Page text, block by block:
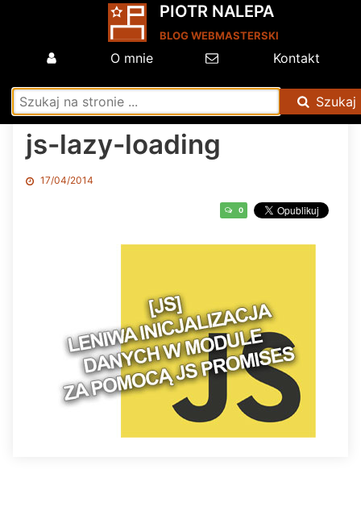
js-lazy-loading
17/04/2014
0
PIOTR NALEPA
BLOG WEBMASTERSKI
O mnie Kontakt
Szukaj